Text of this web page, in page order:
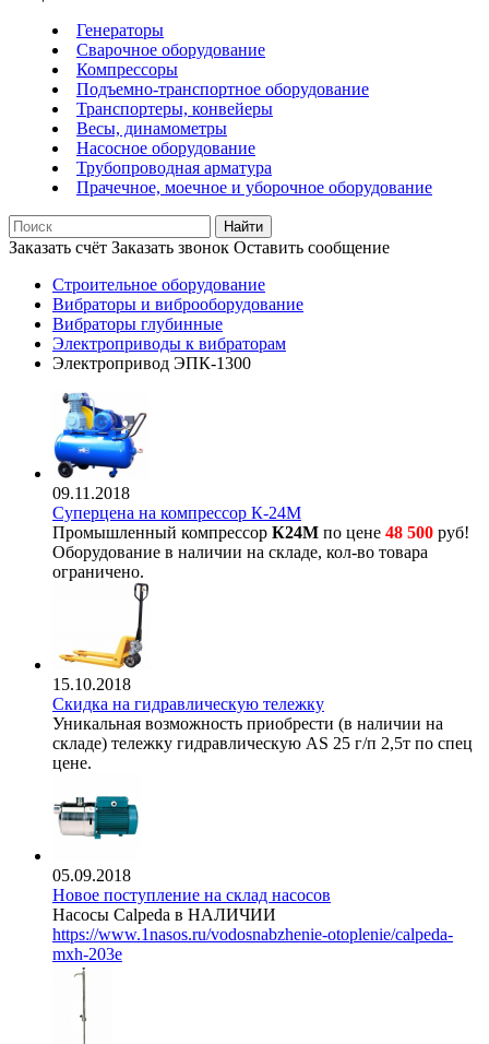
Генераторы
Сварочное оборудование
Компрессоры
Подъемно-транспортное оборудование
Транспортеры, конвейеры
Весы, динамометры
Насосное оборудование
Трубопроводная арматура
Прачечное, моечное и уборочное оборудование
Найти
Заказать счёт Заказать звонок Оставить сообщение
Строительное оборудование
Вибраторы и виброоборудование
Вибраторы глубинные
Электроприводы к вибраторам
Электропривод ЭПК-1300
09.11.2018
Суперцена на компрессор К-24М
Промышленный компрессор К24М по цене 48 500 руб!
Оборудование в наличии на складе, кол-во товара
ограничено.
15.10.2018
Скидка на гидравлическую тележку
Уникальная возможность приобрести (в наличии на
складе) тележку гидравлическую AS 25 г/п 2,5т по спец
цене.
05.09.2018
Новое поступление на склад насосов
Насосы Calpeda в НАЛИЧИИ
https://www.1nasos.ru/vodosnabzhenie-otoplenie/calpeda-
mxh-203e